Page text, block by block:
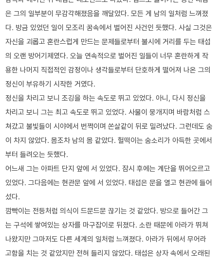
은 그의 일부분이 무감각해졌음을 깨달았다. 모든 게 남의 일처럼 느껴졌
다. 방금 있었던 일이 모조리 꿈속에서 벌어진 사건인 듯했다. 사실 그것은
자신을 괴롭고 혼란스럽게 만드는 문제들로부터 불시에 거리를 두는 태섭
의 오랜 방어기제였다. 오늘 연속적으로 벌어진 일들이 너무 혼란하게 작
용한 나머지 직접적인 감정이나 생각들로부터 단호하게 떨어져 나온 그의
정신이 부유하기 시작한 거였다.
정신을 차리고 보니 조깅을 하는 속도로 뛰고 있었다. 아니, 다시 정신을
차리고 보니 그는 최고 속도로 뛰고 있었다. 사물이 뭉개지며 바람처럼 스
쳐갔고 불빛들이 시야에서 번쩍이며 쏜살같이 뒤로 밀려났다. 그런데도 숨
이 차지 않았다. 몸조차 남의 몸 같았다. 헐떡이는 숨소리가 아득한 곳에서
부터 들려오는 듯했다.
어느새 그는 아파트 단지 앞에 서 있었다. 잠시 후에는 계단을 뛰어오르고
있었다. 그다음에는 현관문 앞에 서 있었다. 태섭은 문을 열고 현관에 들어
섰다.
깜빡이는 전등처럼 의식이 드문드문 끊기는 것 같았다. 방으로 들어간 그
는 구석에 쌓여있는 상자를 마구잡이로 뒤졌다. 소란 때문에 아라가 뛰쳐
나왔지만 그마저도 다른 세계의 일처럼 느껴졌다. 아라가 뒤에서 무어라
고함을 치는 것 같았지만 전혀 들리지 않았다. 태섭은 상자 속에서 오래된